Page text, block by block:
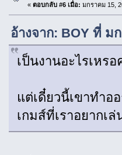
« ตอบกลับ #6 เมื่อ: มกราคม 15,
อ้างจาก: BOY ที่ ม
เป็นงานอะไรเหรอ
แต่เดี๋ยวนี้เขาทำ
เกมส์ที่เราอยากเล่